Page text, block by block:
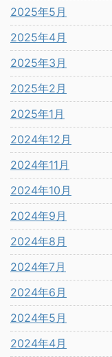
2025年5月
2025年4月
2025年3月
2025年2月
2025年1月
2024年12月
2024年11月
2024年10月
2024年9月
2024年8月
2024年7月
2024年6月
2024年5月
2024年4月